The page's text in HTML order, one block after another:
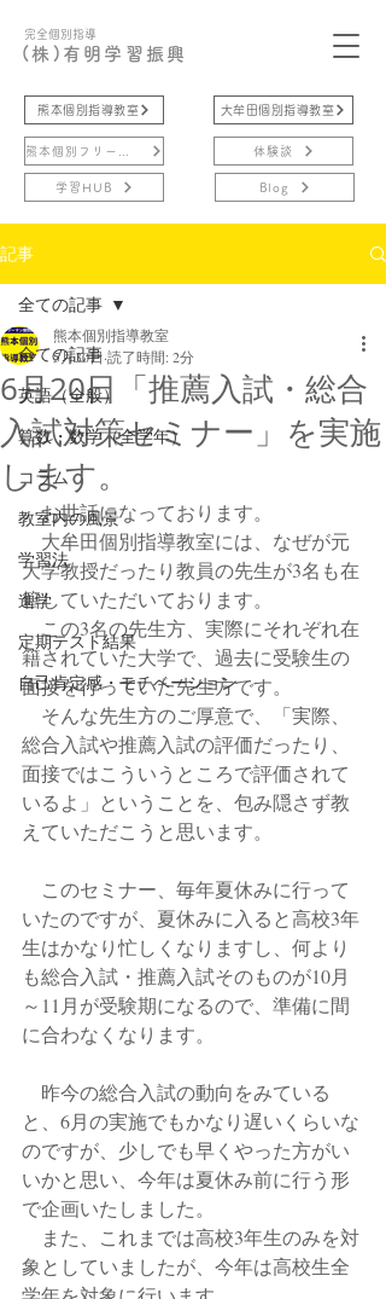
完全個別指導
(株)有明学習振興
熊本個別指導教室
学習HUB
大牟田個別指導教室
体験談
Blog
記事
全ての記事
英語（全般）
算数・数学（全学年）
コラム
教室内の風景
学習法
進学
定期テスト結果
自己肯定感・モチベーション
全ての記事
6月20日「推薦入試・総合
入試対策セミナー」を実施
します。
熊本個別指導教室
5月30日 読了時間: 2分
お世話になっております。
大牟田個別指導教室には、なぜが元
大学教授だったり教員の先生が3名も在
籍していただいております。
この3名の先生方、実際にそれぞれ在
籍されていた大学で、過去に受験生の
面接を行っていた先生方です。
そんな先生方のご厚意で、「実際、
総合入試や推薦入試の評価だったり、
面接ではこういうところで評価されて
いるよ」ということを、包み隠さず教
えていただこうと思います。
このセミナー、毎年夏休みに行って
いたのですが、夏休みに入ると高校3年
生はかなり忙しくなりますし、何より
も総合入試・推薦入試そのものが10月
～11月が受験期になるので、準備に間
に合わなくなります。
昨今の総合入試の動向をみている
と、6月の実施でもかなり遅いくらいな
のですが、少しでも早くやった方がい
いかと思い、今年は夏休み前に行う形
で企画いたしました。
また、これまでは高校3年生のみを対
象としていましたが、今年は高校生全